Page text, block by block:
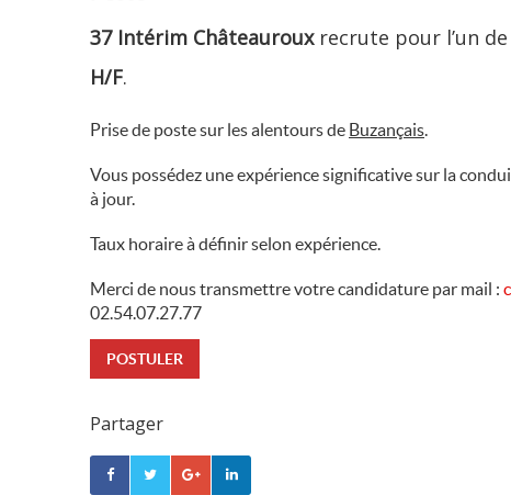
37 Intérim Châteaurouxrecrute pour l’un
H/F.
Prise de poste sur les alentours de Buzançais.
Vous possédez une expérience significative sur la
à jour.
Taux horaire à définir selon expérience.
Merci de nous transmettre votre candidature par mail :
02.54.07.27.77
POSTULER
Partager